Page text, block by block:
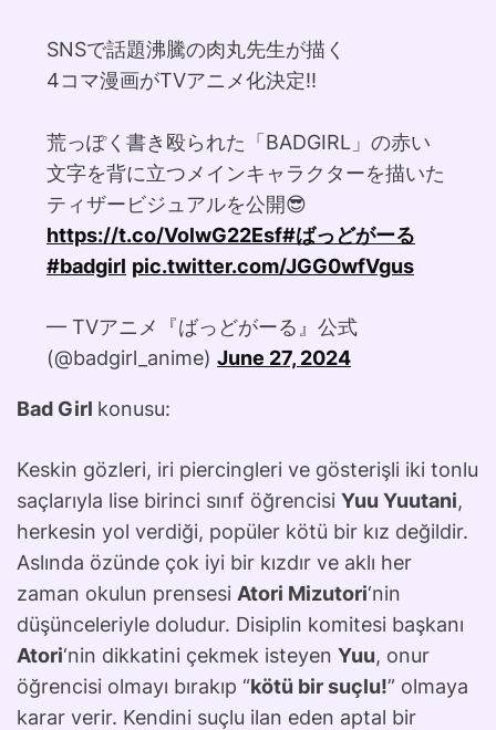
SNSで話題沸騰の肉丸先生が描く
4コマ漫画がTVアニメ化決定‼
荒っぽく書き殴られた「BADGIRL」の赤い
文字を背に立つメインキャラクターを描いた
ティザービジュアルを公開😎
https://t.co/VolwG22Esf#ばっどがーる
#badgirl pic.twitter.com/JGG0wfVgus
— TVアニメ『ばっどがーる』公式
(@badgirl_anime) June 27, 2024
Bad Girl konusu:
Keskin gözleri, iri piercingleri ve gösterişli iki tonlu
saçlarıyla lise birinci sınıf öğrencisi Yuu Yuutani,
herkesin yol verdiği, popüler kötü bir kız değildir.
Aslında özünde çok iyi bir kızdır ve aklı her
zaman okulun prensesi Atori Mizutori‘nin
düşünceleriyle doludur. Disiplin komitesi başkanı
Atori‘nin dikkatini çekmek isteyen Yuu, onur
öğrencisi olmayı bırakıp “kötü bir suçlu!” olmaya
karar verir. Kendini suçlu ilan eden aptal bir